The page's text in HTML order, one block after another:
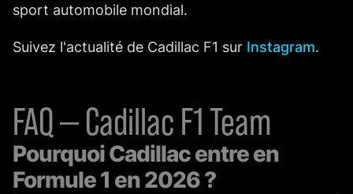
sport automobile mondial.
Suivez l'actualité de Cadillac F1 sur Instagram.
FAQ — Cadillac F1 Team
Pourquoi Cadillac entre en
Formule 1 en 2026 ?